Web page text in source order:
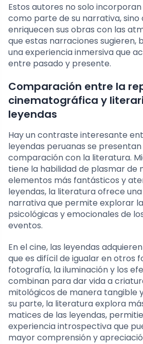
Estos autores no solo
como parte de su narrativa, sino
enriquecen sus obras con las
que estas narraciones sugieren,
una experiencia inmersiva que
entre pasado y presente.
Comparación entre la
cinematográfica y
leyendas
Hay un contraste interesante
leyendas peruanas se
comparación con la literatura.
tiene la habilidad de plasmar de
elementos más fantásticos y
leyendas, la literatura ofrece
narrativa que permite explorar
psicológicas y emocionales de
eventos.
En el cine, las leyendas
que es difícil de igualar en otros
fotografía, la iluminación y los
combinan para dar vida a
mitológicos de manera tangible
su parte, la literatura explora
matices de las leyendas,
experiencia introspectiva que
mayor comprensión y